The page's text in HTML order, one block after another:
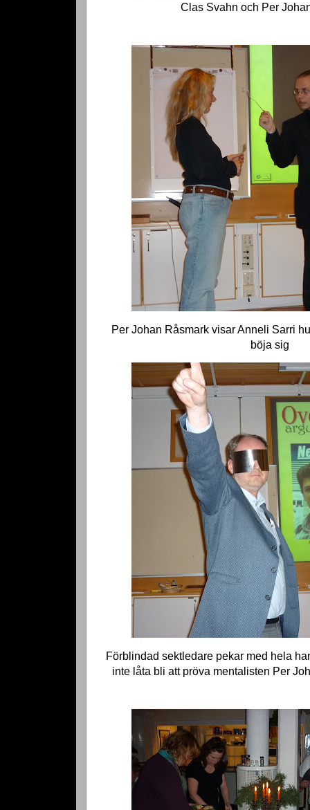
Clas Svahn och Per
Per Johan Råsmark visar Anneli Sarri
böja sig
Förblindad sektledare pekar med hela
inte låta bli att pröva mentalisten Per